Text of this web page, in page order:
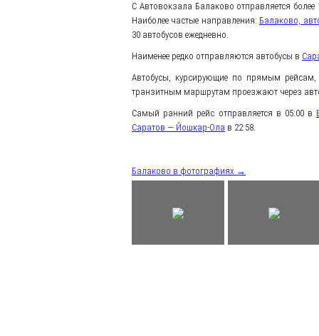
С Автовокзала Балаково отправляется
Наиболее частые направления: Балаково,
30 автобусов ежедневно.
Наименее редко отправляются автобусы в
Автобусы, курсирующие по прямым
транзитным маршрутам проезжают через
Самый ранний рейс отправляется в 05:00 в
Саратов — Йошкар-Ола в 22:58.
Балаково в фотографиях →